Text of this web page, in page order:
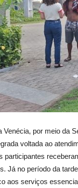
Venécia, por meio da
voltada ao
participantes
Já no período da
aos serviços